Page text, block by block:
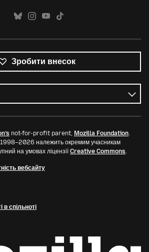
Зробити внесок
not-for-profit parent, Mozilla Foundation.
належить окремим учасникам
на умовах ліцензіїCreative Commons.
вебсайту
в спільноті